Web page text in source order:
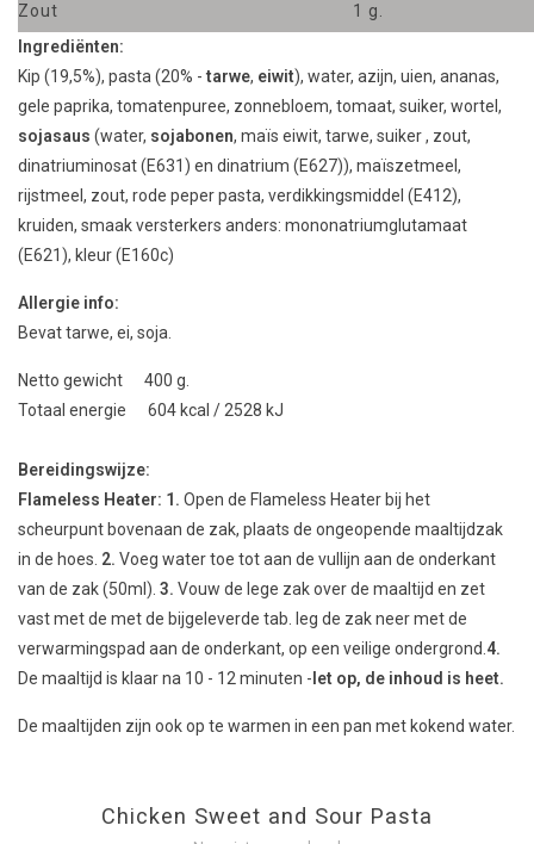
Zout
1 g.
Ingrediënten:
Kip (19,5%), pasta (20% -tarwe, eiwit), water, azijn, uien, ananas,
gele paprika, tomatenpuree, zonnebloem, tomaat, suiker, wortel,
sojasaus (water, sojabonen, maïs eiwit, tarwe, suiker , zout,
dinatriuminosat (E631) en dinatrium (E627)), maïszetmeel,
rijstmeel, zout, rode peper pasta, verdikkingsmiddel (E412),
kruiden, smaak versterkers anders: mononatriumglutamaat
(E621), kleur (E160c)
Allergie info:
Bevat tarwe, ei, soja.
Netto gewicht 400 g.
Totaal energie 604 kcal / 2528 kJ
Bereidingswijze:
Flameless Heater: 1. Open de Flameless Heater bij het
scheurpunt bovenaan de zak, plaats de ongeopende maaltijdzak
in de hoes. 2. Voeg water toe tot aan de vullijn aan de onderkant
van de zak (50ml). 3. Vouw de lege zak over de maaltijd en zet
vast met de met de bijgeleverde tab. leg de zak neer met de
verwarmingspad aan de onderkant, op een veilige ondergrond.4.
De maaltijd is klaar na 10 - 12 minuten - let op, de inhoud is heet.
De maaltijden zijn ook op te warmen in een pan met kokend water.
Chicken Sweet and Sour Pasta